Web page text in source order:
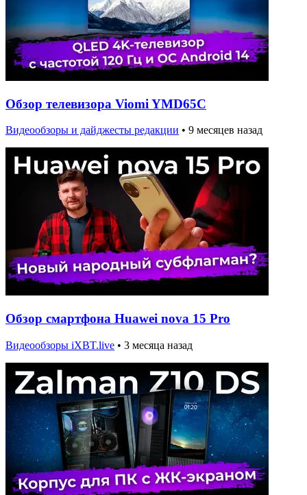
Обзор телевизора Viomi YMD65C
Видеообзоры и дайджесты редакции • 9 месяцев назад
Обзор смартфона Huawei nova 15 Pro
Видеообзоры iXBT.live • 3 месяца назад